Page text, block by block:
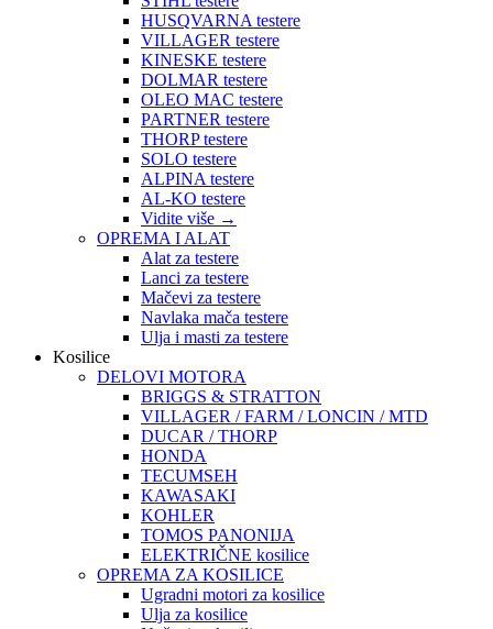
HUSQVARNA testere
VILLAGER testere
KINESKE testere
DOLMAR testere
OLEO MAC testere
PARTNER testere
THORP testere
SOLO testere
ALPINA testere
AL-KO testere
Vidite više →
OPREMA I ALAT
Alat za testere
Lanci za testere
Mačevi za testere
Navlaka mača testere
Ulja i masti za testere
Kosilice
DELOVI MOTORA
BRIGGS & STRATTON
VILLAGER / FARM / LONCIN / MTD
DUCAR / THORP
HONDA
TECUMSEH
KAWASAKI
KOHLER
TOMOS PANONIJA
ELEKTRIČNE kosilice
OPREMA ZA KOSILICE
Ugradni motori za kosilice
Ulja za kosilice